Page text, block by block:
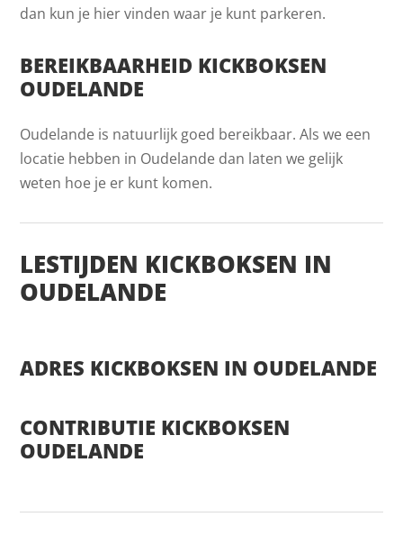
dan kun je hier vinden waar je kunt parkeren.
BEREIKBAARHEID KICKBOKSEN
OUDELANDE
Oudelande is natuurlijk goed bereikbaar. Als we een
locatie hebben in Oudelande dan laten we gelijk
weten hoe je er kunt komen.
LESTIJDEN KICKBOKSEN IN
OUDELANDE
ADRES KICKBOKSEN IN OUDELANDE
CONTRIBUTIE KICKBOKSEN
OUDELANDE